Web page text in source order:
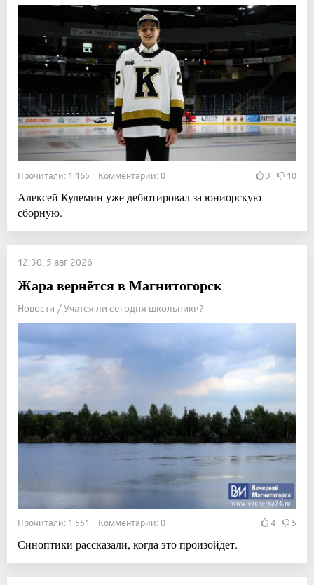
Прочитали: 1 165 Комментарии: 0 3 10
Алексей Кулемин уже дебютировал за юниорскую
сборную.
12:30, 5 авг 2026
Жара вернётся в Магнитогорск
Новости / Учатся ли сегодня школьники?
Прочитали: 1 551 Комментарии: 0 4 5
Синоптики рассказали, когда это произойдет.